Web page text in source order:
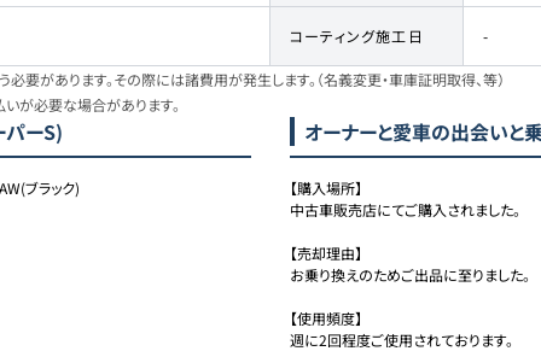
コーティング施工日 -
があります。その際には諸費用が発生します。（名義変更・車庫証明取得、等）
が必要な場合があります。
パーS)
ブラック)
オーナーと愛車の出会いと
【購入場所】
中古車販売店にてご購入されました。
【売却理由】
お乗り換えのためご出品に至りました。
【使用頻度】
週に2回程度ご使用されております。